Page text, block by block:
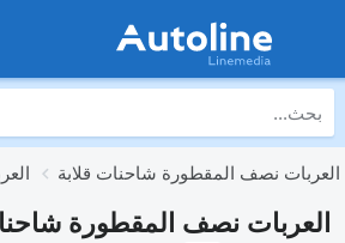
العربات نصف المقطورة شاحنات قلابة
العربات نصف المقطورة